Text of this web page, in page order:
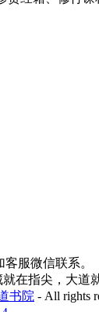
服微信联系。
在指尖，大道
书院 - All rights